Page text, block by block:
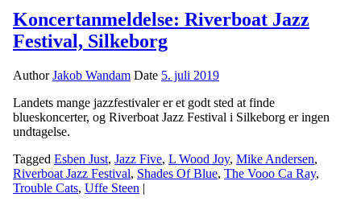
Koncertanmeldelse: Riverboat Jazz
Festival, Silkeborg
AuthorJakob Wandam Date 5. juli 2019
Landets mange jazzfestivaler er et godt sted at finde
blueskoncerter, og Riverboat Jazz Festival i Silkeborg er ingen
undtagelse.
Tagged Esben Just, Jazz Five, L Wood Joy, Mike Andersen,
Riverboat Jazz Festival, Shades Of Blue, The Vooo Ca Ray,
Trouble Cats, Uffe Steen |